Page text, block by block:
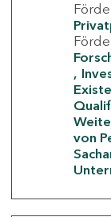
von